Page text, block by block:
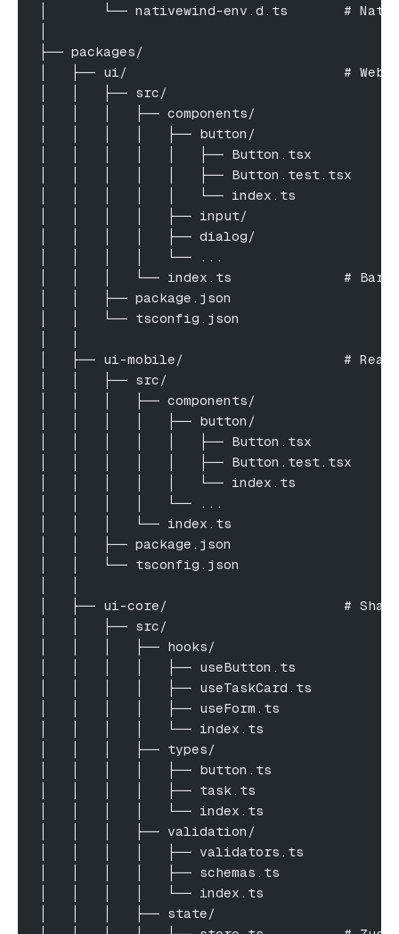
│       └── nativewind-env.d.ts       #
├── packages/
│   ├── ui/                           # Web/
│   │   ├── src/
│   │   │   ├── components/
│   │   │   │   ├── button/
│   │   │   │   │   ├── Button.tsx
│   │   │   │   │   ├── Button.test.tsx
│   │   │   │   │   └── index.ts
│   │   │   │   ├── input/
│   │   │   │   ├── dialog/
│   │   │   │   └── ...
│   │   │   └── index.ts              #
│   │   ├── package.json
│   │   └── tsconfig.json
│   ├── ui-mobile/                    # React
│   │   ├── src/
│   │   │   ├── components/
│   │   │   │   ├── button/
│   │   │   │   │   ├── Button.tsx
│   │   │   │   │   ├── Button.test.tsx
│   │   │   │   │   └── index.ts
│   │   │   │   └── ...
│   │   │   └── index.ts
│   │   ├── package.json
│   │   └── tsconfig.json
│   ├── ui-core/                      #
│   │   ├── src/
│   │   │   ├── hooks/
│   │   │   │   ├── useButton.ts
│   │   │   │   ├── useTaskCard.ts
│   │   │   │   ├── useForm.ts
│   │   │   │   └── index.ts
│   │   │   ├── types/
│   │   │   │   ├── button.ts
│   │   │   │   ├── task.ts
│   │   │   │   └── index.ts
│   │   │   ├── validation/
│   │   │   │   ├── validators.ts
│   │   │   │   ├── schemas.ts
│   │   │   │   └── index.ts
│   │   │   ├── state/